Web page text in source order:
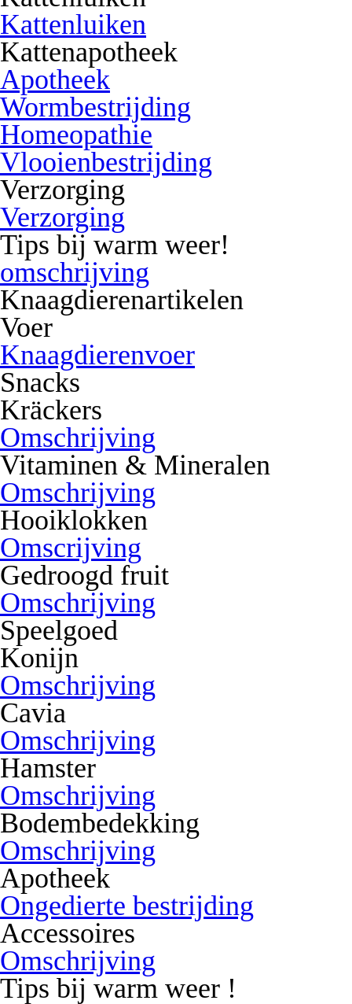
Kattenluiken
Kattenapotheek
Apotheek
Wormbestrijding
Homeopathie
Vlooienbestrijding
Verzorging
Verzorging
Tips bij warm weer!
omschrijving
Knaagdierenartikelen
Voer
Knaagdierenvoer
Snacks
Kräckers
Omschrijving
Vitaminen & Mineralen
Omschrijving
Hooiklokken
Omscrijving
Gedroogd fruit
Omschrijving
Speelgoed
Konijn
Omschrijving
Cavia
Omschrijving
Hamster
Omschrijving
Bodembedekking
Omschrijving
Apotheek
Ongedierte bestrijding
Accessoires
Omschrijving
Tips bij warm weer !